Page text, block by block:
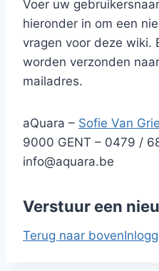
Voer uw
hieronder in om een
vragen voor deze wiki.
worden verzonden
mailadres.
aQuara – Sofie Van
9000 GENT – 0479 /
info@aquara.be
Verstuur een
Terug naar boven